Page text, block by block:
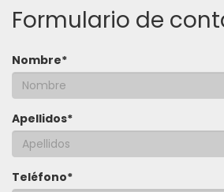
Formulario de
Nombre*
Apellidos*
Teléfono*